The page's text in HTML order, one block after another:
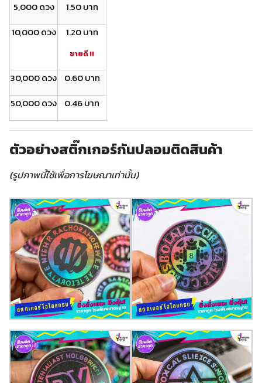
5,000 ดวง
1.50 บาท
10,000 ดวง
1.20 บาท
ขายดี !!
30,000 ดวง
0.60 บาท
50,000 ดวง
0.46 บาท
ตัวอย่างสติ๊กเกอร์กันปลอมติดสินค้า
(รูปภาพนี้ใช้เพื่อการโฆษณาเท่านั้น)